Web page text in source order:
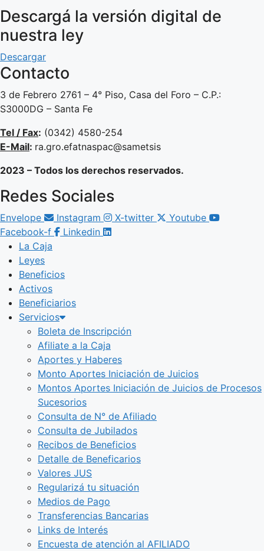
Descargá la versión digital de
nuestra ley
Descargar
Contacto
3 de Febrero 2761 – 4° Piso, Casa del Foro – C.P.:
S3000DG – Santa Fe
Tel / Fax: (0342) 4580-254
E-Mail: ra.gro.efatnaspac@sametsis
2023 – Todos los derechos reservados.
Redes Sociales
Envelope Instagram X-twitter
Youtube
Facebook-f
Linkedin
La Caja
Leyes
Beneficios
Activos
Beneficiarios
Servicios
Boleta de Inscripción
Afiliate a la Caja
Aportes y Haberes
Monto Aportes Iniciación de Juicios
Montos Aportes Iniciación de Juicios de Procesos
Sucesorios
Consulta de N° de Afiliado
Consulta de Jubilados
Recibos de Beneficios
Detalle de Beneficarios
Valores JUS
Regularizá tu situación
Medios de Pago
Transferencias Bancarias
Links de Interés
Encuesta de atención al AFILIADO